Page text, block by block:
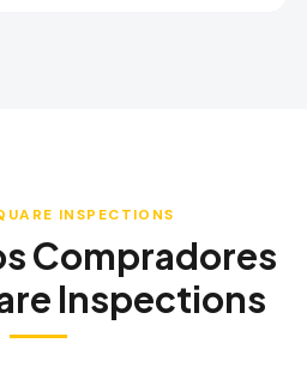
INSPECTIONS
Compradores
Inspections